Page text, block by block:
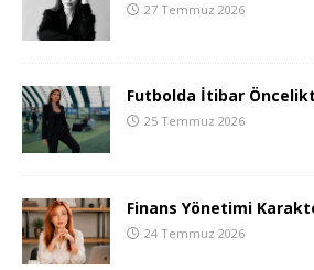
27 Temmuz 2026
Futbolda İtibar
25 Temmuz 2026
Finans Yönetimi
24 Temmuz 2026